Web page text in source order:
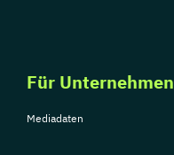
Für Unternehmen
Mediadaten